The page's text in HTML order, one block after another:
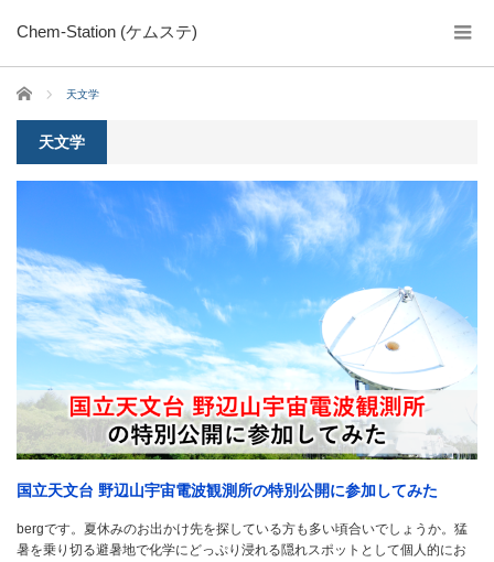
Chem-Station (ケムステ)
ホーム 天文学
天文学
国立天文台 野辺山宇宙電波観測所の特別公開に参加してみた
bergです。夏休みのお出かけ先を探している方も多い頃合いでしょうか。猛
暑を乗り切る避暑地で化学にどっぷり浸れる隠れスポットとして個人的にお